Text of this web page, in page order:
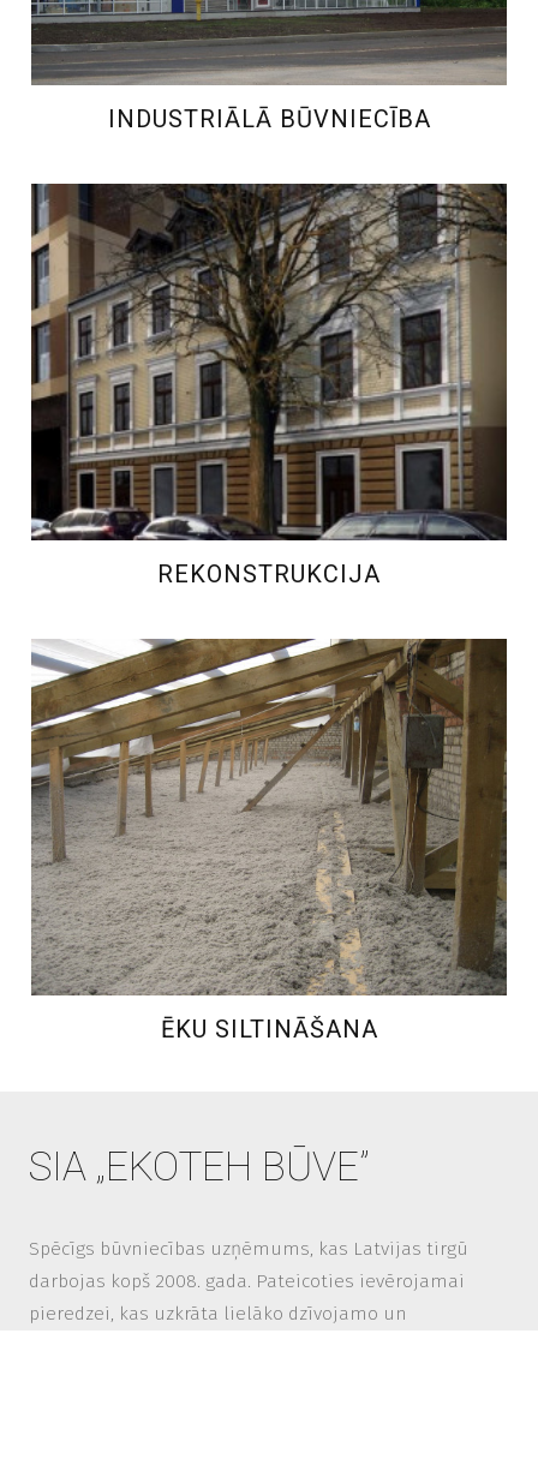
INDUSTRIĀLĀ BŪVNIECĪBA
REKONSTRUKCIJA
REKONSTRUKCIJA
ĒKU SILTINĀŠANA
ĒKU SILTINĀŠANA
SIA „EKOTEH BŪVE”
Spēcīgs būvniecības uzņēmums, kas Latvijas tirgū
darbojas kopš 2008. gada. Pateicoties ievērojamai
pieredzei, kas uzkrāta lielāko dzīvojamo un